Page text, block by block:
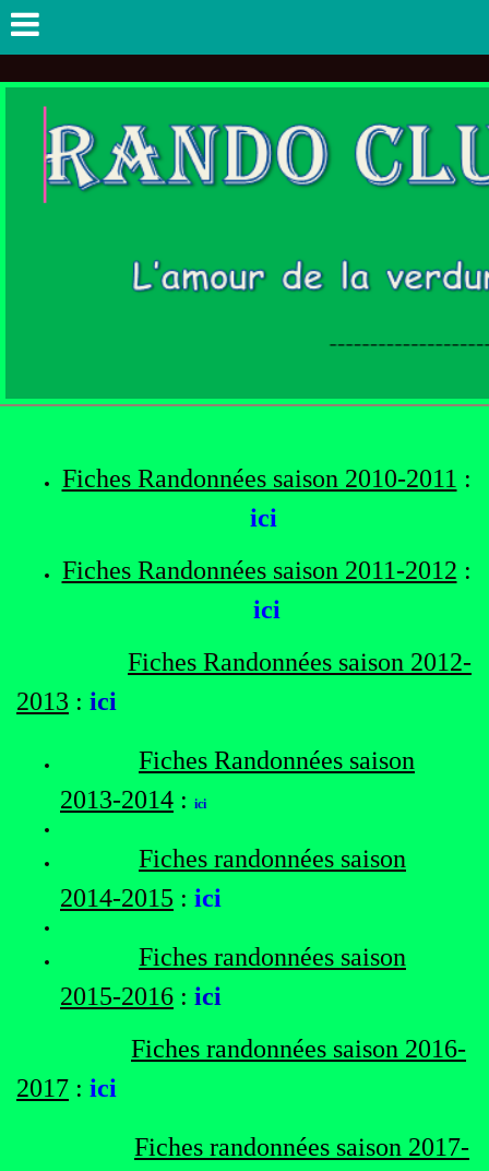
Fiches Randonnées saison 2010-2011 :
ici
Fiches Randonnées saison 2011-2012 :
ici
Fiches Randonnées saison 2012-
2013 : ici
Fiches Randonnées saison
2013-2014 : ici
Fiches randonnées saison
2014-2015 : ici
Fiches randonnées saison
2015-2016 : ici
Fiches randonnées saison 2016-
2017 : ici
Fiches randonnées saison 2017-